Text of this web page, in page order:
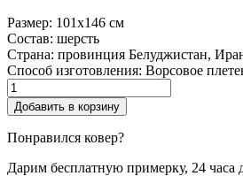
Размер: 101х146 см
Состав: шерсть
Страна: провинция Белуджистан,
Способ изготовления: Ворсовое
Количество
товара
Молитвенный
коврик
«Древо
жизни»,
Добавить в корзину
Понравился ковер?
Дарим бесплатную примерку, 24 часа